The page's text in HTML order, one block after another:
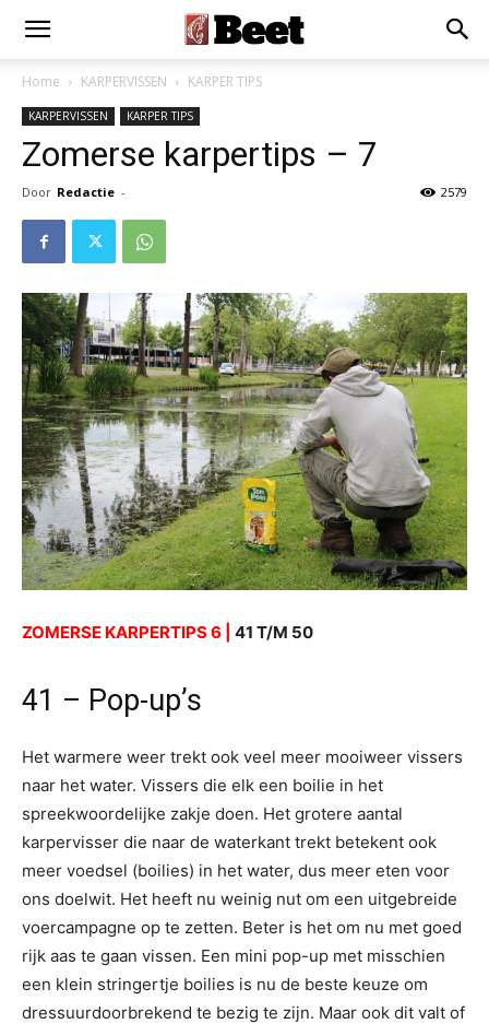
Home KARPERVISSEN KARPER TIPS
KARPERVISSEN KARPER TIPS
Zomerse karpertips – 7
Door Redactie - 2579
ZOMERSE KARPERTIPS 6 | 41 T/M 50
41 – Pop-up’s
Het warmere weer trekt ook veel meer mooiweer vissers
naar het water. Vissers die elk een boilie in het
spreekwoordelijke zakje doen. Het grotere aantal
karpervisser die naar de waterkant trekt betekent ook
meer voedsel (boilies) in het water, dus meer eten voor
ons doelwit. Het heeft nu weinig nut om een uitgebreide
voercampagne op te zetten. Beter is het om nu met goed
rijk aas te gaan vissen. Een mini pop-up met misschien
een klein stringertje boilies is nu de beste keuze om
dressuurdoorbrekend te bezig te zijn. Maar ook dit valt of